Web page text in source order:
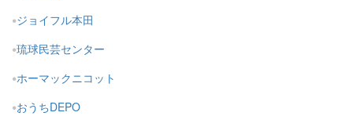
ジョイフル本田
琉球民芸センター
ホーマックニコット
おうちDEPO